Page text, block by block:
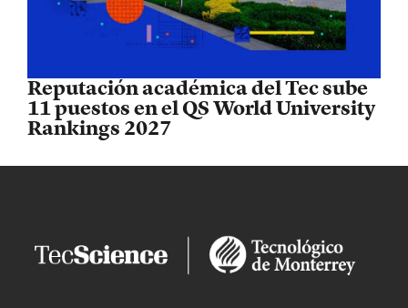
Reputación académica del Tec sube
11 puestos en el QS World University
Rankings 2027